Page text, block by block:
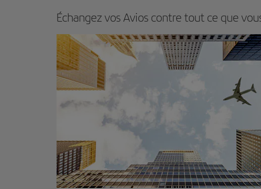
Échangez vos Avios contre tout ce que